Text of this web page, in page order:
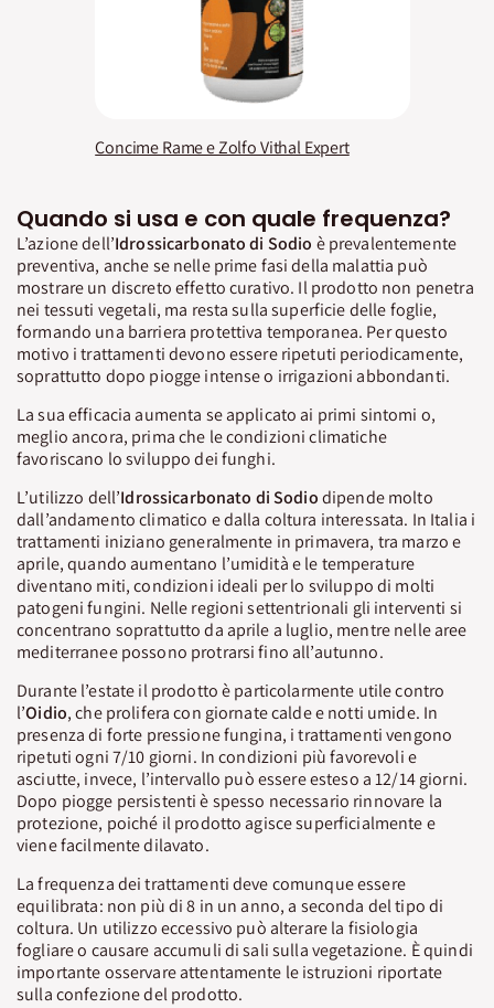
Concime Rame e Zolfo Vithal Expert
Quando si usa e con quale frequenza?
L’azione dell’Idrossicarbonato di Sodio è prevalentemente
preventiva, anche se nelle prime fasi della malattia può
mostrare un discreto effetto curativo. Il prodotto non penetra
nei tessuti vegetali, ma resta sulla superficie delle foglie,
formando una barriera protettiva temporanea. Per questo
motivo i trattamenti devono essere ripetuti periodicamente,
soprattutto dopo piogge intense o irrigazioni abbondanti.
La sua efficacia aumenta se applicato ai primi sintomi o,
meglio ancora, prima che le condizioni climatiche
favoriscano lo sviluppo dei funghi.
L’utilizzo dell’Idrossicarbonato diSodiodipende molto
dall’andamento climatico e dalla coltura interessata. In Italia i
trattamenti iniziano generalmente in primavera, tra marzo e
aprile, quando aumentano l’umidità e le temperature
diventano miti, condizioni ideali per lo sviluppo di molti
patogeni fungini. Nelle regioni settentrionali gli interventi si
concentrano soprattutto da aprile a luglio, mentre nelle aree
mediterranee possono protrarsi fino all’autunno.
Durante l’estate il prodotto è particolarmente utile contro
l’Oidio, che prolifera con giornate calde e notti umide. In
presenza di forte pressione fungina, i trattamenti vengono
ripetuti ogni 7/10 giorni. In condizioni più favorevoli e
asciutte, invece, l’intervallo può essere esteso a 12/14 giorni.
Dopo piogge persistenti è spesso necessario rinnovare la
protezione, poiché il prodotto agisce superficialmente e
viene facilmente dilavato.
La frequenza dei trattamenti deve comunque essere
equilibrata: non più di 8 in un anno, a seconda del tipo di
coltura. Un utilizzo eccessivo può alterare la fisiologia
fogliare o causare accumuli di sali sulla vegetazione. È quindi
importante osservare attentamente le istruzioni riportate
sulla confezione del prodotto.